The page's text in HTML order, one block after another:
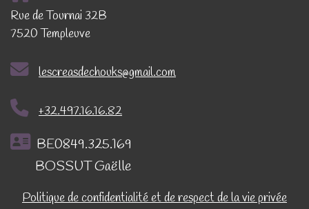
Rue de Tournai 32B
7520 Templeuve
lescreasdechouks@gmail.com
+32.497.16.16.82
BE0849.325.169
BOSSUT Gaëlle
Politique de confidentialité et de respect de la vie privée